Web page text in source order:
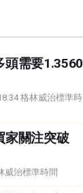
頭需要1.3560
格林威治標準時
家關注突破
威治標準時間